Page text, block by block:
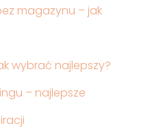
magazynu – jak
wybrać najlepszy?
– najlepsze